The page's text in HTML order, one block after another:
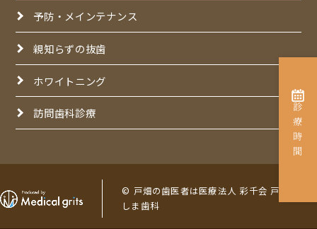
診療時間
予防・メインテナンス
親知らずの抜歯
ホワイトニング
訪問歯科診療
© 戸畑の歯医者は医療法人 彩千会 戸畑なか
しま歯科